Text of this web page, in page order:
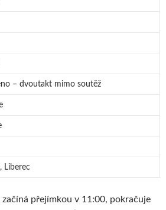
– dvoutakt mimo soutěž
Liberec
začíná přejímkou v 11:00, pokračuje